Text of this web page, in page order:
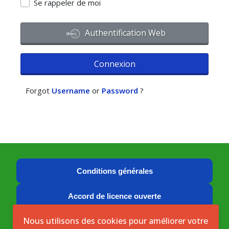
Se rappeler de moi
Authentification Web
Connexion
Forgot Username or Password ?
Conditions générales
Accord de licence ouverte
Licence ouverte ICASEES (CC BY 4.0)
Nous utilisons des cookies pour améliorer votre